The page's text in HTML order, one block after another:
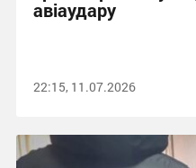
авіаудару
22:15, 11.07.2026